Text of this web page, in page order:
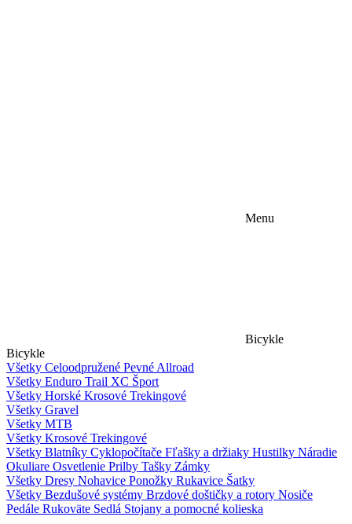
Menu
Bicykle
Bicykle
Všetky Celoodpružené Pevné Allroad
Všetky Enduro Trail XC Šport
Všetky Horské Krosové Trekingové
Všetky Gravel
Všetky MTB
Všetky Krosové Trekingové
Všetky Blatníky Cyklopočítače Fľašky a držiaky Hustilky Náradie
Okuliare Osvetlenie Prilby Tašky Zámky
Všetky Dresy Nohavice Ponožky Rukavice Šatky
Všetky Bezdušové systémy Brzdové doštičky a rotory Nosiče
Pedále Rukoväte Sedlá Stojany a pomocné kolieska